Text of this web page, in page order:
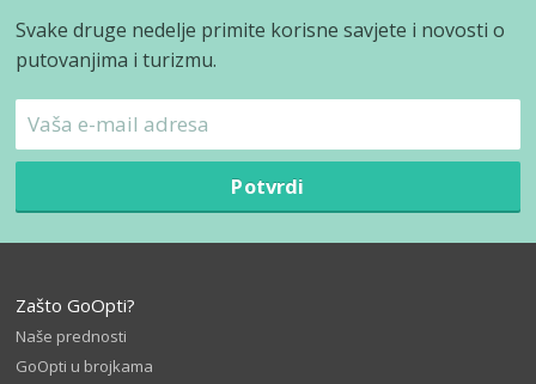
Svake druge nedelje primite korisne savjete i novosti o
putovanjima i turizmu.
Potvrdi
Zašto GoOpti?
Naše prednosti
GoOpti u brojkama